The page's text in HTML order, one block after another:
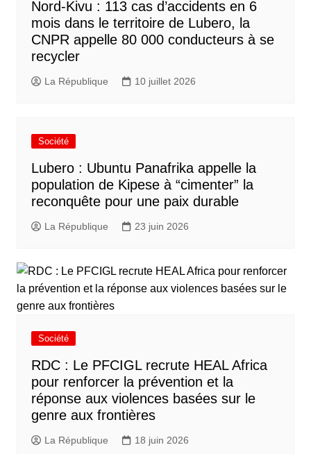
Nord-Kivu : 113 cas d’accidents en 6
mois dans le territoire de Lubero, la
CNPR appelle 80 000 conducteurs à se
recycler
La République 10 juillet 2026
Société
Lubero : Ubuntu Panafrika appelle la
population de Kipese à “cimenter” la
reconquête pour une paix durable
La République 23 juin 2026
Société
RDC : Le PFCIGL recrute HEAL Africa
pour renforcer la prévention et la
réponse aux violences basées sur le
genre aux frontières
La République 18 juin 2026